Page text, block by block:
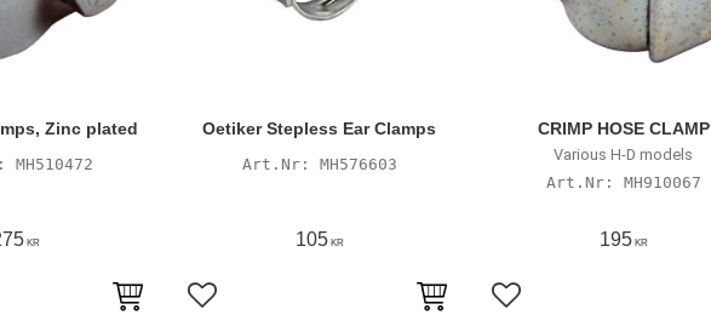
Zinc plated
MH510472
KR
Oetiker Stepless Ear Clamps
MH576603
105KR
Lägg till i favoriter
CRIMP HOSE CLAMP
Various H-D models
MH910067
195KR
Lägg till i favoriter